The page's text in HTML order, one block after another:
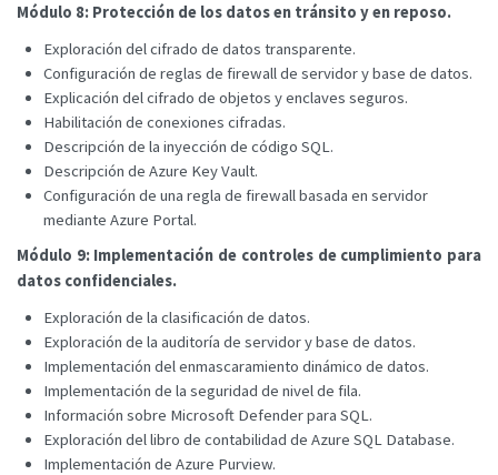
Módulo 8: Protección de los datos en tránsito y en reposo.
Exploración del cifrado de datos transparente.
Configuración de reglas de firewall de servidor y base de datos.
Explicación del cifrado de objetos y enclaves seguros.
Habilitación de conexiones cifradas.
Descripción de la inyección de código SQL.
Descripción de Azure Key Vault.
Configuración de una regla de firewall basada en servidor
mediante Azure Portal.
Módulo 9: Implementación de controles de cumplimiento para
datos confidenciales.
Exploración de la clasificación de datos.
Exploración de la auditoría de servidor y base de datos.
Implementación del enmascaramiento dinámico de datos.
Implementación de la seguridad de nivel de fila.
Información sobre Microsoft Defender para SQL.
Exploración del libro de contabilidad de Azure SQL Database.
Implementación de Azure Purview.